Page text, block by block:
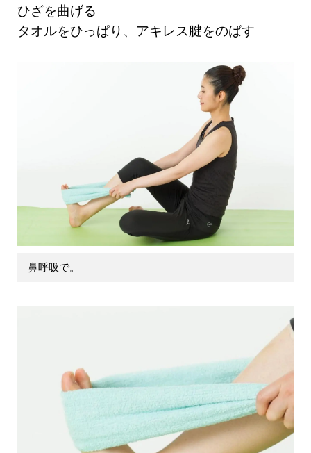
ひざを曲げる
タオルをひっぱり、アキレス腱をのばす
鼻呼吸で。